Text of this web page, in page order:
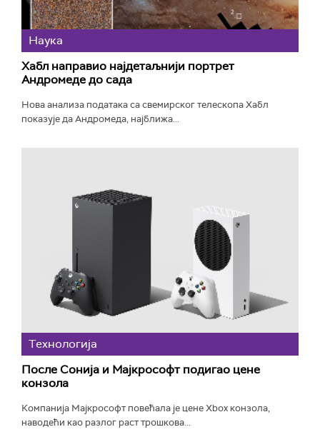
Наука
Хабл направио најдетаљнији портрет
Андромеде до сада
Нова анализа података са свемирског телескопа Хабл
показује да Андромеда, најближа...
Технологијa
После Сонија и Мајкрософт подигао цене
конзола
Компанија Мајкрософт повећала је цене Xbox конзола,
наводећи као разлог раст трошкова...